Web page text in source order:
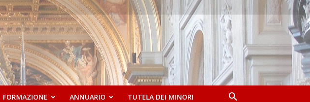
FORMAZIONE ANNUARIO TUTELA DEI MINORI